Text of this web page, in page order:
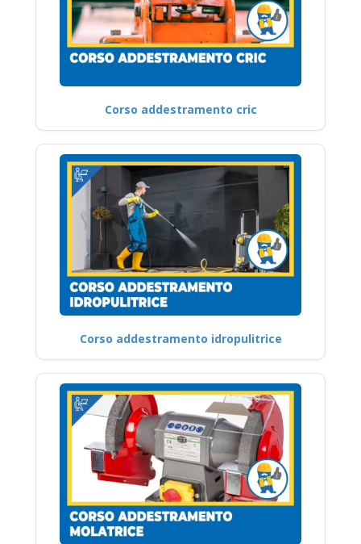
Corso addestramento cric
Corso addestramento idropulitrice